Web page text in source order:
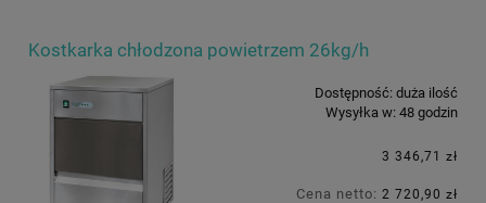
Kostkarka chłodzona powietrzem 26kg/h
Dostępność: duża ilość
Wysyłka w: 48 godzin
3 346,71 zł
Cena netto: 2 720,90 zł